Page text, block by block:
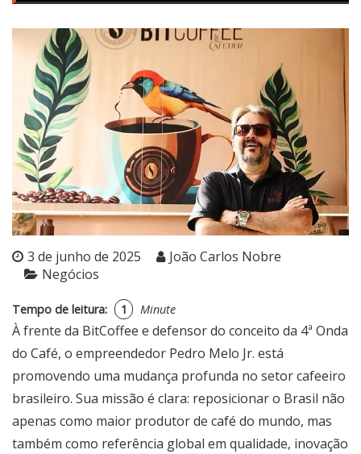
3 de junho de 2025
João Carlos Nobre
Negócios
Tempo de leitura: 1 Minute
À frente da BitCoffee e defensor do conceito da 4ª Onda
do Café, o empreendedor Pedro Melo Jr. está
promovendo uma mudança profunda no setor cafeeiro
brasileiro. Sua missão é clara: reposicionar o Brasil não
apenas como maior produtor de café do mundo, mas
também como referência global em qualidade, inovação